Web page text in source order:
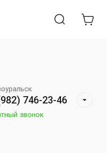
746-23-46
звонок